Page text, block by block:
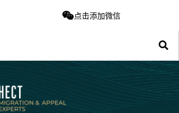
点击添加微信